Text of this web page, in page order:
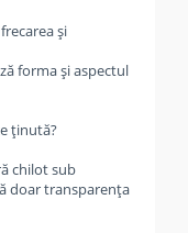
și
forma și aspectul
ținută?
chilot sub
doar transparența